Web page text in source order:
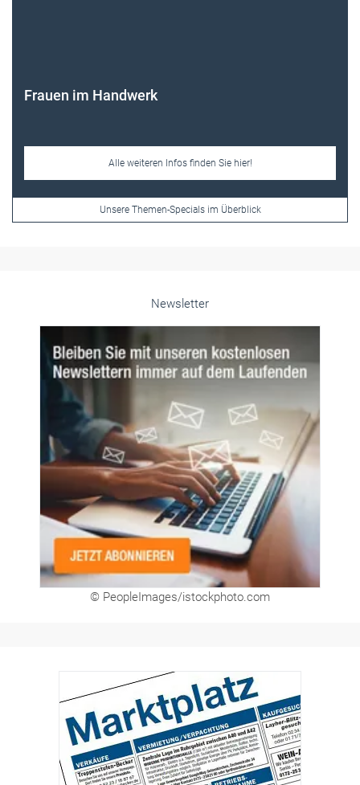
Frauen im Handwerk
Alle weiteren Infos finden Sie hier!
Unsere Themen-Specials im Überblick
Newsletter
© PeopleImages/istockphoto.com